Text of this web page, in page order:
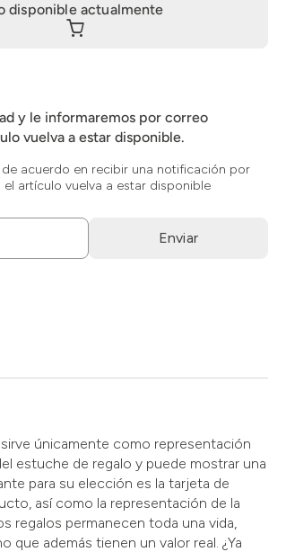
disponible actualmente
y le informaremos por correo
vuelva a estar disponible.
acuerdo en recibir una notificación por
artículo vuelva a estar disponible
Enviar
únicamente como representación
estuche de regalo y puede mostrar una
para su elección es la tarjeta de
así como la representación de la
regalos permanecen toda una vida,
que además tienen un valor real. ¿Ya